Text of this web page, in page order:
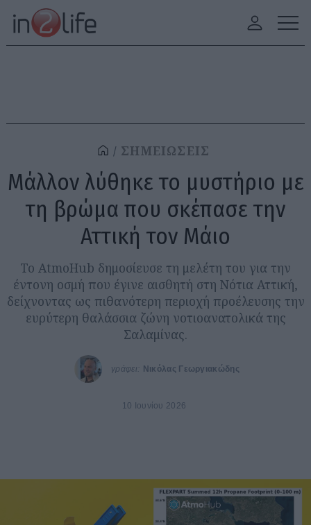
ΣΗΜΕΙΩΣΕΙΣ
Μάλλον λύθηκε το μυστήριο με
τη βρώμα που σκέπασε την
Αττική τον Μάιο
Το AtmoHub δημοσίευσε τη μελέτη του για την
έντονη οσμή που έγινε αισθητή στη Νότια Αττική,
δείχνοντας ως πιθανότερη περιοχή προέλευσης την
ευρύτερη θαλάσσια ζώνη νοτιοανατολικά της
Σαλαμίνας.
γράφει: Νικόλας Γεωργιακώδης
10 Ιουνίου 2026